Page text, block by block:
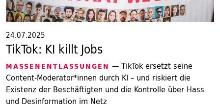
24.07.2025
TikTok: KI killt Jobs
MASSENENTLASSUNGEN — TikTok ersetzt seine
Content-Moderator*innen durch KI – und riskiert die
Existenz der Beschäftigten und die Kontrolle über Hass
und Desinformation im Netz